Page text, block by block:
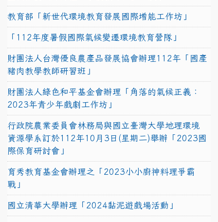
教育部「新世代環境教育發展國際增能工作坊」
「112年度暑假國際氣候變遷環境教育營隊」
財團法人台灣優良農產品發展協會辦理112年「國產
豬肉教學教師研習班」
財團法人綠色和平基金會辦理「角落的氣候正義：
2023年青少年戲劇工作坊」
行政院農業委員會林務局與國立臺灣大學地理環境
資源學系訂於112年10月3日(星期二)舉辦「2023國
際保育研討會」
育秀教育基金會辦理之「2023小小廚神料理爭霸
戰」
國立清華大學辦理「2024黏泥遊戲場活動」